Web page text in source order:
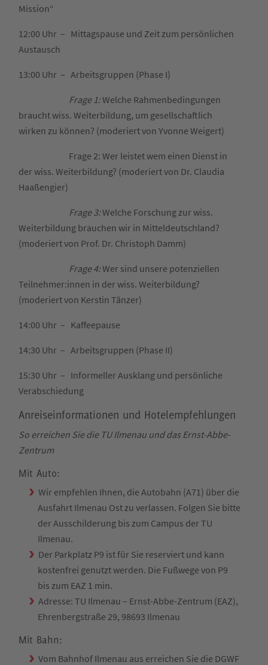
Mission“
12:00 Uhr – Mittagspause und Zeit zum persönlichen
Austausch
13:00 Uhr – Arbeitsgruppen (Phase I)
Frage 1:Welche Rahmenbedingungen
braucht wiss. Weiterbildung, um gesellschaftlich
wirken zu können? (moderiert von Yvonne Weigert)
Frage 2: Wer leistet wem einen Dienst in
der wiss. Weiterbildung? (moderiert von Dr. Claudia
Haaßengier)
Frage 3:Welche Forschung zur wiss.
Weiterbildung brauchen wir in Mitteldeutschland?
(moderiert von Prof. Dr. Christoph Damm)
Frage 4:Wer sind unsere potenziellen
Teilnehmer:innen in der wiss. Weiterbildung?
(moderiert von Kerstin Tänzer)
14:00 Uhr – Kaffeepause
14:30 Uhr – Arbeitsgruppen (Phase II)
15:30 Uhr – Informeller Ausklang und persönliche
Verabschiedung
Anreiseinformationen und Hotelempfehlungen
So erreichen Sie die TU Ilmenau und das Ernst-Abbe-
Zentrum
Mit Auto:
Wir empfehlen Ihnen, die Autobahn (A71) über die
Ausfahrt Ilmenau Ost zu verlassen. Folgen Sie bitte
der Ausschilderung bis zum Campus der TU
Ilmenau.
Der Parkplatz P9 ist für Sie reserviert und kann
kostenfrei genutzt werden. Die Fußwege von P9
bis zum EAZ 1 min.
Adresse: TU Ilmenau – Ernst-Abbe-Zentrum (EAZ),
Ehrenbergstraße 29, 98693 Ilmenau
Mit Bahn:
Vom Bahnhof Ilmenau aus erreichen Sie die DGWF